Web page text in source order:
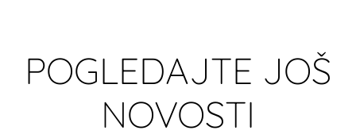
POGLEDAJTE JOŠ
NOVOSTI